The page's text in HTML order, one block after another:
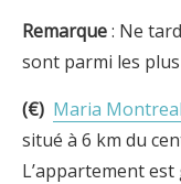
Remarque: Ne
sont parmi les
(€) Maria Montreal
situé à 6 km du
L’appartement